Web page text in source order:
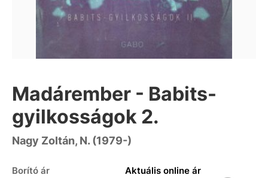
Madárember - Babits-
gyilkosságok 2.
Nagy Zoltán, N. (1979-)
Borító ár Aktuális online ár